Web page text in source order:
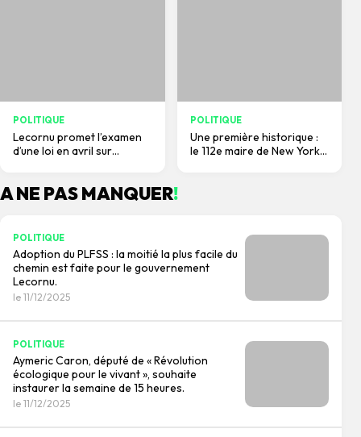
POLITIQUE
Lecornu promet l’examen
d’une loi en avril sur
Gaza.
POLITIQUE
Une première historique :
le 112e maire de New York
A NE PAS MANQUER!
POLITIQUE
Adoption du PLFSS : la moitié la plus facile du
chemin est faite pour le gouvernement
Lecornu.
le 11/12/2025
POLITIQUE
Aymeric Caron, député de « Révolution
écologique pour le vivant », souhaite
instaurer la semaine de 15 heures.
le 11/12/2025